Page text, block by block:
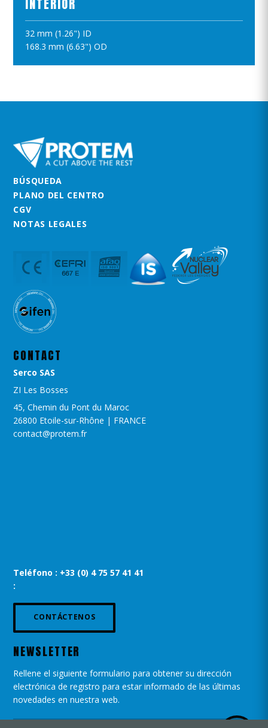
INTERIOR
32 mm (1.26") ID
168.3 mm (6.63") OD
BÚSQUEDA
PLANO DEL CENTRO
CGV
NOTAS LEGALES
CONTACT
Serco SAS
ZI Les Bosses
45, Chemin du Pont du Maroc
26800 Etoile-sur-Rhône | FRANCE
contact@protem.fr
Teléfono : +33 (0) 4 75 57 41 41
:
CONTÁCTENOS
NEWSLETTER
Rellene el siguiente formulario para obtener su dirección
electrónica de registro para estar informado de las últimas
novedades en nuestra web.